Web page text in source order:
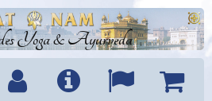
Yoga & Ayurveda